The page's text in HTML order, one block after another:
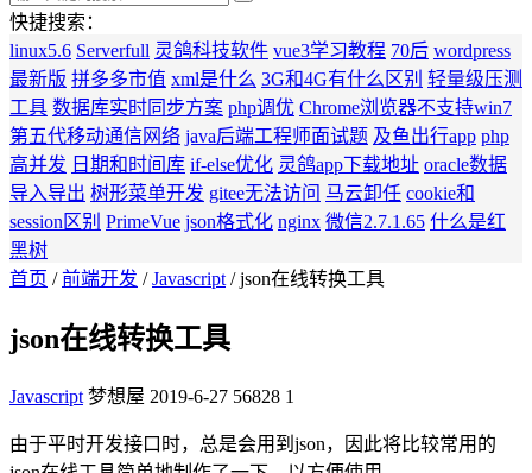
快捷搜索：
linux5.6 Serverfull 灵鸽科技软件 vue3学习教程 70后 wordpress
最新版 拼多多市值 xml是什么 3G和4G有什么区别 轻量级压测
工具 数据库实时同步方案 php调优 Chrome浏览器不支持win7
第五代移动通信网络 java后端工程师面试题 及鱼出行app php
高并发 日期和时间库 if-else优化 灵鸽app下载地址 oracle数据
导入导出 树形菜单开发 gitee无法访问 马云卸任 cookie和
session区别 PrimeVue json格式化 nginx 微信2.7.1.65 什么是红
黑树
首页 /前端开发 /Javascript / json在线转换工具
json在线转换工具
Javascript 梦想屋 2019-6-27 56828 1
由于平时开发接口时，总是会用到json，因此将比较常用的